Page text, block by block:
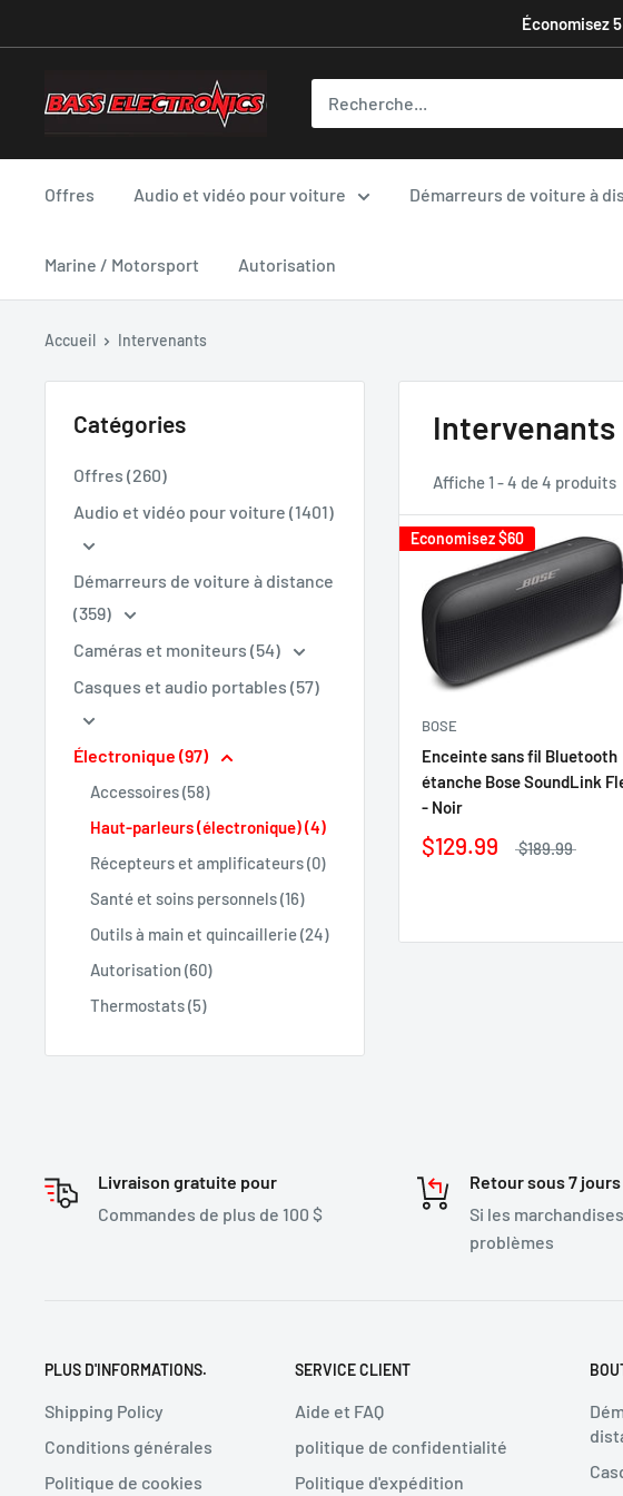
Économisez
Offres Audio et vidéo pour voiture Démarreurs de voiture à
Marine / Motorsport Autorisation
Accueil Intervenants
Catégories
Offres (260)
Audio et vidéo pour voiture (1401)
Démarreurs de voiture à distance
(359)
Caméras et moniteurs (54)
Casques et audio portables (57)
Électronique (97)
Accessoires (58)
Haut-parleurs (électronique) (4)
Récepteurs et amplificateurs (0)
Santé et soins personnels (16)
Outils à main et quincaillerie (24)
Autorisation (60)
Thermostats (5)
Intervenants
Affiche 1 - 4 de 4 produits
Economisez$60
BOSE
Enceinte sans fil Bluetooth
étanche Bose SoundLink
- Noir
$129.99 $189.99
Livraison gratuite pour
Commandes de plus de 100 $
Retour sous 7 jours
Si les
problèmes
PLUS D'INFORMATIONS.
Shipping Policy
Conditions générales
Politique de cookies
SERVICE CLIENT
Aide et FAQ
politique de confidentialité
Politique d'expédition